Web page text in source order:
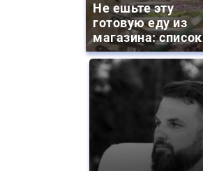
Не ешьте эту
готовую еду из
магазина: список